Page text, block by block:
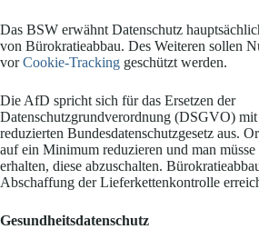
Das BSW erwähnt Datenschutz
von Bürokratieabbau. Des Weiteren sollen
vorCookie-Tracking geschützt werden.
Die AfD spricht sich für das Ersetzen der
Datenschutzgrundverordnung (DSGVO) mit
reduzierten Bundesdatenschutzgesetz aus.
auf ein Minimum reduzieren und man
erhalten, diese abzuschalten.
Abschaffung der Lieferkettenkontrolle
Gesundheitsdatenschutz